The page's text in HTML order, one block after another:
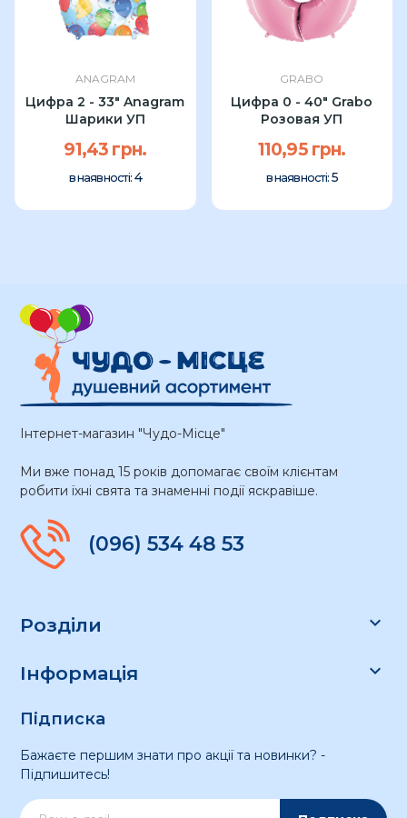
ANAGRAM
Цифра 2 - 33" Anagram
Шарики УП
91,43 грн.
в наявності: 4
GRABO
Цифра 0 - 40" Grabo
Розовая УП
110,95 грн.
в наявності: 5
Інтернет-магазин "Чудо-Місце"
Ми вже понад 15 років допомагає своїм клієнтам
робити їхні свята та знаменні події яскравіше.
(096) 534 48 53
Розділи 
Інформація 
Підписка
Бажаєте першим знати про акції та новинки? -
Підпишитесь!